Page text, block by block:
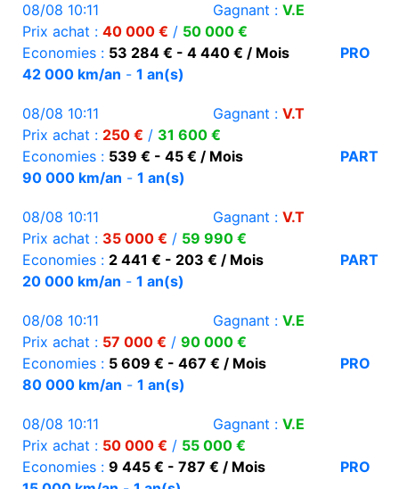
08/08 10:11 Gagnant : V.E
Prix achat : 40 000 € / 50 000 €
Economies : 53 284 € - 4 440 € / Mois
PRO
42 000 km/an - 1 an(s)
08/08 10:11 Gagnant : V.T
Prix achat : 250 € / 31 600 €
Economies : 539 € - 45 € / Mois
PART
90 000 km/an - 1 an(s)
08/08 10:11 Gagnant : V.T
Prix achat : 35 000 € / 59 990 €
Economies : 2 441 € - 203 € / Mois
PART
20 000 km/an - 1 an(s)
08/08 10:11 Gagnant : V.E
Prix achat : 57 000 € / 90 000 €
Economies : 5 609 € - 467 € / Mois
PRO
80 000 km/an - 1 an(s)
08/08 10:11 Gagnant : V.E
Prix achat : 50 000 € / 55 000 €
Economies : 9 445 € - 787 € / Mois
PRO